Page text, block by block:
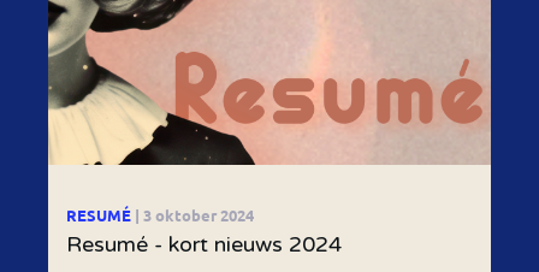
RESUMÉ | 3 oktober 2024
Resumé - kort nieuws 2024